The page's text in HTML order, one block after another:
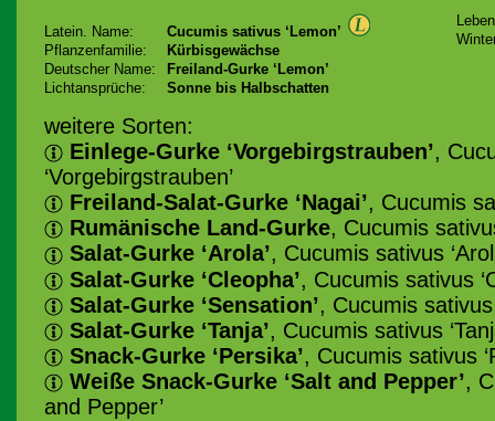
Latein. Name:
Cucumis sativus ‘Lemon’
Pflanzenfamilie:
Kürbisgewächse
Deutscher Name:
Freiland-Gurke ‘Lemon’
Lichtansprüche:
Sonne bis Halbschatten
weitere Sorten:
Einlege-Gurke ‘Vorgebirgstrauben’,
‘Vorgebirgstrauben’
Freiland-Salat-Gurke ‘Nagai’, Cucumis
Rumänische Land-Gurke, Cucumis
Salat-Gurke ‘Arola’, Cucumis sativus
Salat-Gurke ‘Cleopha’, Cucumis sativus
Salat-Gurke ‘Sensation’, Cucumis sativus
Salat-Gurke ‘Tanja’, Cucumis sativus
Snack-Gurke ‘Persika’, Cucumis sativus
Weiße Snack-Gurke ‘Salt and Pepper’,
and Pepper’